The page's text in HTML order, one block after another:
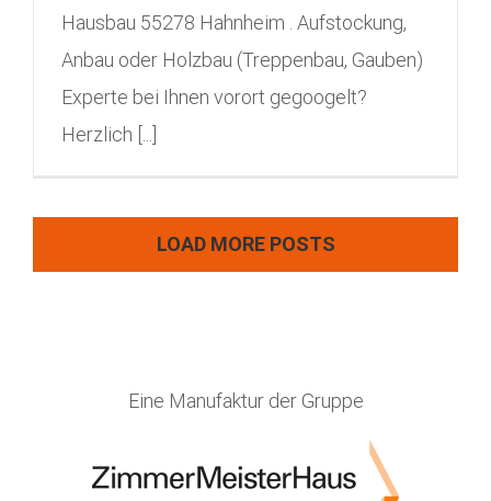
Hausbau 55278 Hahnheim . Aufstockung,
Anbau oder Holzbau (Treppenbau, Gauben)
Experte bei Ihnen vorort gegoogelt?
Herzlich [...]
LOAD MORE POSTS
Eine Manufaktur der Gruppe